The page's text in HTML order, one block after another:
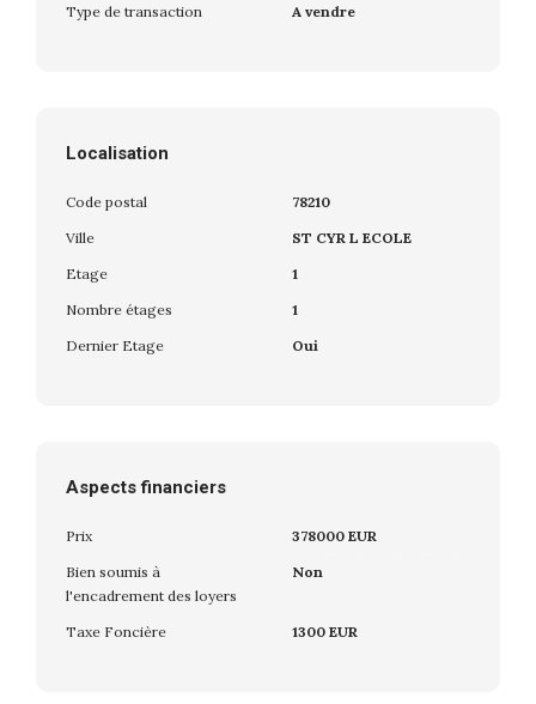
Type de transaction
A vendre
Localisation
Code postal
78210
Ville
ST CYR L ECOLE
Etage
1
Nombre étages
1
Dernier Etage
Oui
Aspects financiers
Prix
378000 EUR
Bien soumis à
l'encadrement des loyers
Non
Taxe Foncière 1300 EUR